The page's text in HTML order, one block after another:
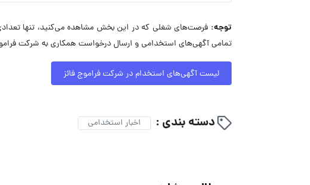
توجه: فرصت‌های شغلی که در این بخش مشاهده می‌کنید، تنها
تمامی آگهی‌های استخدامی و ارسال درخواست همکاری به شرکت
لیست آگهی‌های استخدام در شرکت فراموج فائز
دسته بندی : اخبار استخدامی